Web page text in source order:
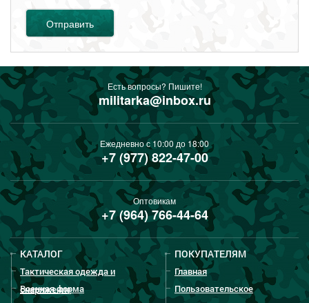
Отправить
Есть вопросы? Пишите!
militarka@inbox.ru
Ежедневно с 10:00 до 18:00
+7 (977) 822-47-00
Оптовикам
+7 (964) 766-44-64
КАТАЛОГ
Тактическая одежда и
снаряжение
Военная форма
ПОКУПАТЕЛЯМ
Главная
Пользовательское